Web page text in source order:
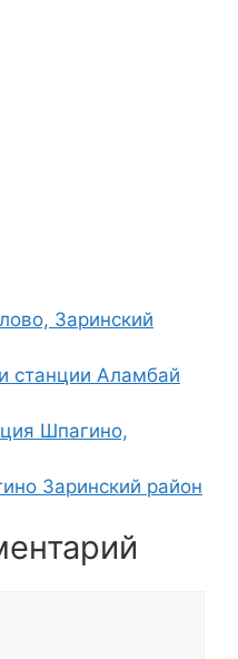
Заринский
станции Аламбай
Шпагино,
Заринский район